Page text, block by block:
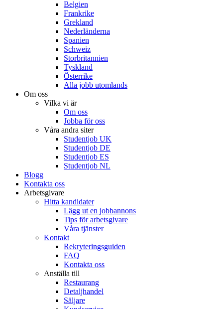
Belgien
Frankrike
Grekland
Nederländerna
Spanien
Schweiz
Storbritannien
Tyskland
Österrike
Alla jobb utomlands
Om oss
Vilka vi är
Om oss
Jobba för oss
Våra andra siter
Studentjob UK
Studentjob DE
Studentjob ES
Studentjob NL
Blogg
Kontakta oss
Arbetsgivare
Hitta kandidater
Lägg ut en jobbannons
Tips för arbetsgivare
Våra tjänster
Kontakt
Rekryteringsguiden
FAQ
Kontakta oss
Anställa till
Restaurang
Detaljhandel
Säljare